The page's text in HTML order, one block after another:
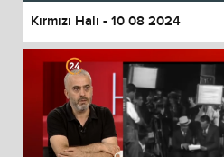
Kırmızı Halı - 10 08 2024